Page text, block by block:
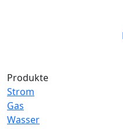
Produkte
Strom
Gas
Wasser